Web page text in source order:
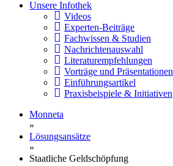
Unsere Infothek
Videos
Experten-Beiträge
Fachwissen & Studien
Nachrichtenauswahl
Literaturempfehlungen
Vorträge und Präsentationen
Einführungsartikel
Praxisbeispiele & Initiativen
Monneta
»
Lösungsansätze
»
Staatliche Geldschöpfung